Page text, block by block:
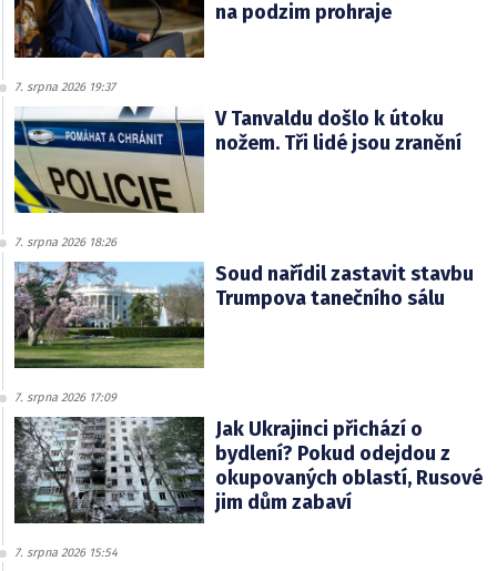
na podzim prohraje
7. srpna 2026 19:37
V Tanvaldu došlo k útoku
nožem. Tři lidé jsou zranění
7. srpna 2026 18:26
Soud nařídil zastavit stavbu
Trumpova tanečního sálu
7. srpna 2026 17:09
Jak Ukrajinci přichází o
bydlení? Pokud odejdou z
okupovaných oblastí, Rusové
jim dům zabaví
7. srpna 2026 15:54